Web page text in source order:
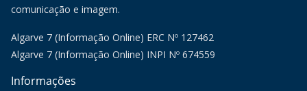
comunicação e imagem.
Algarve 7 (Informação Online) ERC Nº 127462
Algarve 7 (Informação Online) INPI Nº 674559
Informações